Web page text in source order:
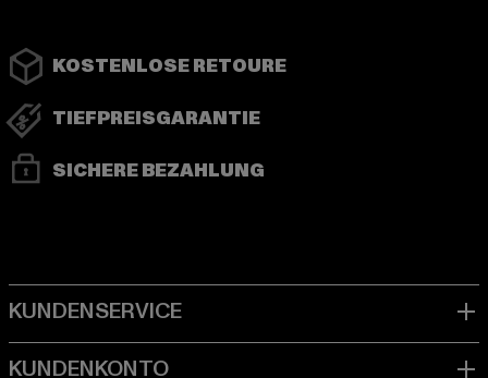
KOSTENLOSE RETOURE
TIEFPREISGARANTIE
SICHERE BEZAHLUNG